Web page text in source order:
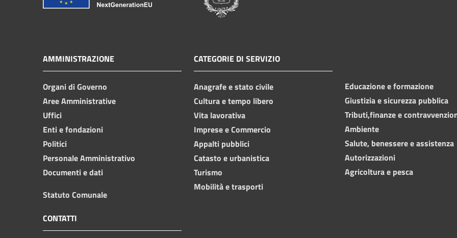
AMMINISTRAZIONE
Organi di Governo
Aree Amministrative
Uffici
Enti e fondazioni
Politici
Personale Amministrativo
Documenti e dati
Statuto Comunale
CATEGORIE DI SERVIZIO
Anagrafe e stato civile
Cultura e tempo libero
Vita lavorativa
Imprese e Commercio
Appalti pubblici
Catasto e urbanistica
Turismo
Mobilità e trasporti
Educazione e formazione
Giustizia e sicurezza pubblica
Tributi,finanze e
Ambiente
Salute, benessere e assistenza
Autorizzazioni
Agricoltura e pesca
CONTATTI